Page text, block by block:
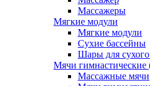
Массажеры
Мягкие модули
Мягкие модули
Сухие бассейны
Шары для сухого
Мячи
Массажные мячи